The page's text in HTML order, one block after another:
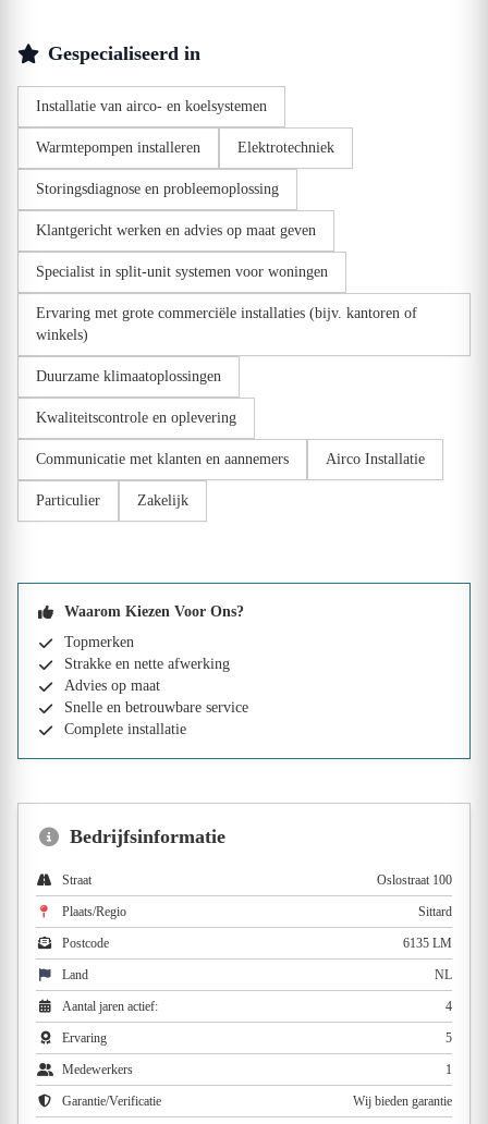
Gespecialiseerd in
Installatie van airco- en koelsystemen
Warmtepompen installeren Elektrotechniek
Storingsdiagnose en probleemoplossing
Klantgericht werken en advies op maat geven
Specialist in split-unit systemen voor woningen
Ervaring met grote commerciële installaties (bijv. kantoren of
winkels)
Duurzame klimaatoplossingen
Kwaliteitscontrole en oplevering
Communicatie met klanten en aannemers Airco Installatie
Particulier Zakelijk
Waarom Kiezen Voor Ons?
Topmerken
Strakke en nette afwerking
Advies op maat
Snelle en betrouwbare service
Complete installatie
Bedrijfsinformatie
Straat Oslostraat 100
Plaats/Regio Sittard
Postcode 6135 LM
Land NL
Aantal jaren actief: 4
Ervaring 5
Medewerkers 1
Garantie/Verificatie Wij bieden garantie